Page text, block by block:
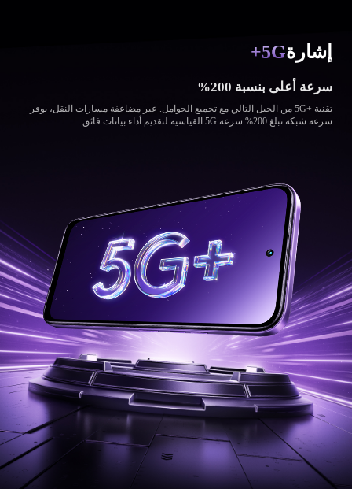
إشارة5G+
سرعة أعلى بنسبة 200%
تقنية 5G+‎ من الجيل التالي مع تجميع الحوامل. عبر مضاعفة مسارات النقل، يوفر
سرعة شبكة تبلغ 200% سرعة 5G القياسية لتقديم أداء بيانات فائق.